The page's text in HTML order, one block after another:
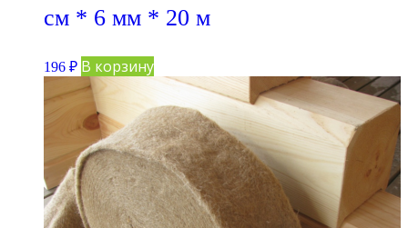
см * 6 мм * 20 м
196 ₽ В корзину